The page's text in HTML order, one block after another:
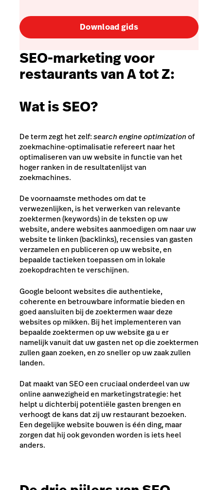
Download gids
SEO-marketing voor
restaurants van A tot Z:
Wat is SEO?
De term zegt het zelf:search engine optimizationof
zoekmachine-optimalisatie refereert naar het
optimaliseren van uw website in functie van het
hoger ranken in de resultatenlijst van
zoekmachines.
De voornaamste methodes om dat te
verwezenlijken, is het verwerken van relevante
zoektermen (keywords) in de teksten op uw
website, andere websites aanmoedigen om naar uw
website te linken (backlinks), recensies van gasten
verzamelen en publiceren op uw website, en
bepaalde tactieken toepassen om in lokale
zoekopdrachten te verschijnen.
Google beloont websites die authentieke,
coherente en betrouwbare informatie bieden en
goed aansluiten bij de zoektermen waar deze
websites op mikken. Bij het implementeren van
bepaalde zoektermen op uw website ga u er
namelijk vanuit dat uw gasten net op die zoektermen
zullen gaan zoeken, en zo sneller op uw zaak zullen
landen.
Dat maakt van SEO een cruciaal onderdeel van uw
online aanwezigheid en marketingstrategie: het
helpt u dichterbij potentiële gasten brengen en
verhoogt de kans dat zij uw restaurant bezoeken.
Een degelijke website bouwen is één ding, maar
zorgen dat hij ook gevonden worden is iets heel
anders.